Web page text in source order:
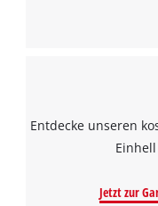
Entdecke unseren
Jetzt zur